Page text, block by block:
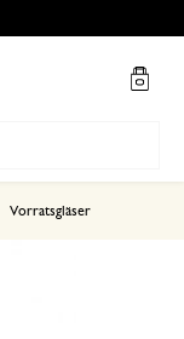
Vorratsgläser